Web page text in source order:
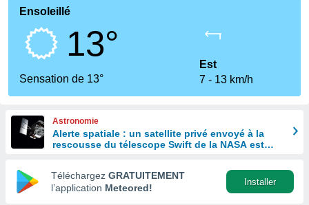
Ensoleillé
13°
Sensation de 13°
Est
7
13 km/h
Astronomie
Alerte spatiale : un satellite privé envoyé à la
rescousse du télescope Swift de la NASA est
Téléchargez GRATUITEMENT
l’application Meteored!
Installer